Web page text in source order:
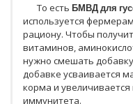
То есть БМВД для
используется
рациону. Чтобы
витаминов,
нужно смешать
добавке усваивается
корма и увеличивается
иммунитета.